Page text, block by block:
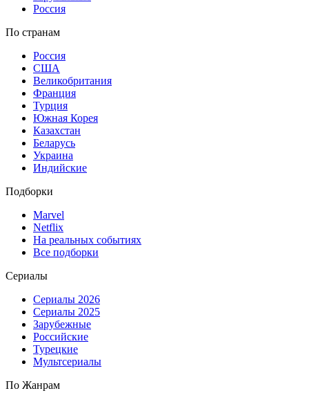
Россия
По странам
Россия
США
Великобритания
Франция
Турция
Южная Корея
Казахстан
Беларусь
Украина
Индийские
Подборки
Marvel
Netflix
На реальных событиях
Все подборки
Сериалы
Сериалы 2026
Сериалы 2025
Зарубежные
Российские
Турецкие
Мультсериалы
По Жанрам